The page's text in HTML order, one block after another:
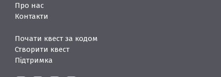
Про нас
Контакти
Почати квест за кодом
Створити квест
Підтримка